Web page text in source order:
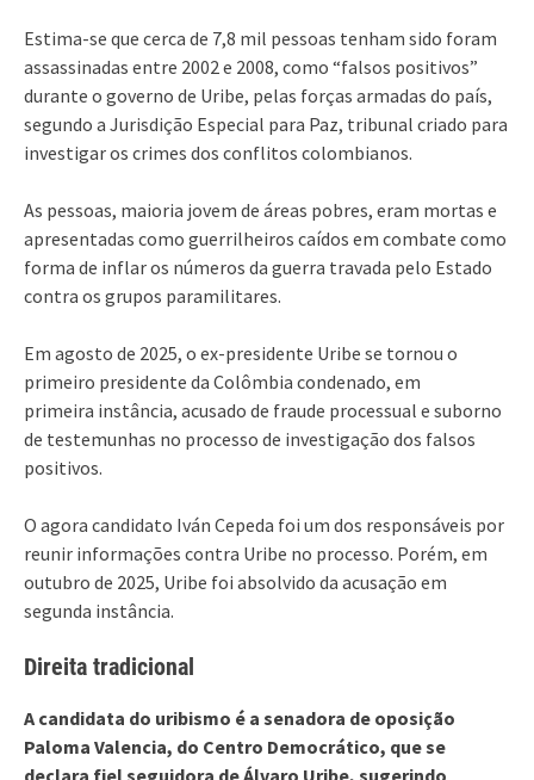
Estima-se que cerca de 7,8 mil pessoas tenham sido foram
assassinadas entre 2002 e 2008, como “falsos positivos”
durante o governo de Uribe, pelas forças armadas do país,
segundo a Jurisdição Especial para Paz, tribunal criado para
investigar os crimes dos conflitos colombianos.
As pessoas, maioria jovem de áreas pobres, eram mortas e
apresentadas como guerrilheiros caídos em combate como
forma de inflar os números da guerra travada pelo Estado
contra os grupos paramilitares.
Em agosto de 2025, o ex-presidente Uribe se tornou o
primeiro presidente da Colômbia condenado, em
primeira instância, acusado de fraude processual e suborno
de testemunhas no processo de investigação dos falsos
positivos.
O agora candidato Iván Cepeda foi um dos responsáveis por
reunir informações contra Uribe no processo. Porém, em
outubro de 2025, Uribe foi absolvido da acusação em
segunda instância.
Direita tradicional
A candidata do uribismo é a senadora de oposição
Paloma Valencia, do Centro Democrático, que se
declara fiel seguidora de Álvaro Uribe, sugerindo